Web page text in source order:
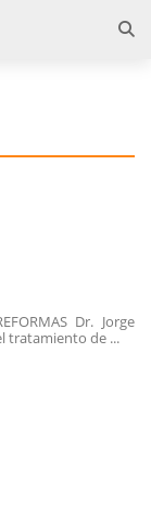
Dr. Jorge
tratamiento de ...